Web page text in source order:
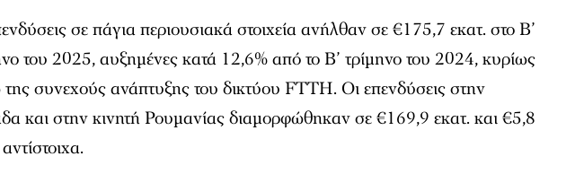
σε πάγια περιουσιακά στοιχεία ανήλθαν σε €175,7 εκατ. στο Β’
του 2025, αυξημένες κατά 12,6% από το Β’ τρίμηνο του 2024, κυρίως
συνεχούς ανάπτυξης του δικτύου FTTH. Οι επενδύσεις στην
και στην κινητή Ρουμανίας διαμορφώθηκαν σε €169,9 εκατ. και €5,8